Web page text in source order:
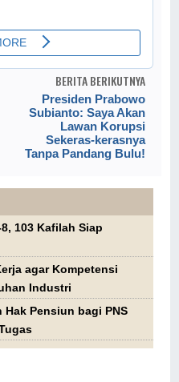
BERITA BERIKUTNYA
Presiden Prabowo
Subianto: Saya Akan
Lawan Korupsi
Sekeras-kerasnya
Tanpa Pandang Bulu!
103 Kafilah Siap
agar Kompetensi
Industri
Hak Pensiun bagi PNS